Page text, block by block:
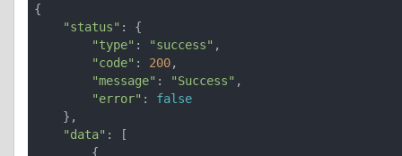
{
"status" : {
"type" : "success" ,
"code" : 200,
"message" : "Success" ,
"error" : false
"data" : [